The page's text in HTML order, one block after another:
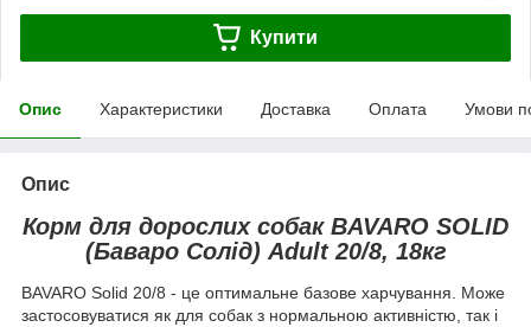
Купити
Опис Характеристики Доставка Оплата Умови
Опис
Корм для дорослих собак BAVARO SOLID
(Баваро Солід) Аdult 20/8, 18кг
BAVARO Solid 20/8 - це оптимальне базове харчування. Може
застосовуватися як для собак з нормальною активністю, так і